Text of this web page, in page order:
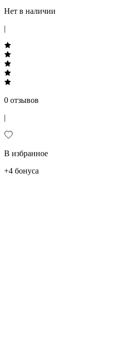
Нет в наличии
|
0 отзывов
|
В избранное
+4 бонуса